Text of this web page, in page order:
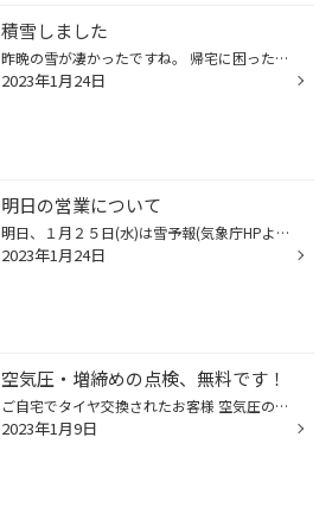
積雪しました
昨晩の雪が凄かったですね。 帰宅に困った方も多かったのではないでしょうか＞＜ 1/26 9時30分頃はまだ路面凍結していました＞＜ ※時津浦郷の国道助手席からの撮影写真です。 スタッドレスタイヤで走行できましたが、 夏タイヤでは走行は難しい状態でした ＞＜ タイヤのご相談ありましたら、タイヤ...
2023年1月24日
明日の営業について
明日、１月２５日(水)は雪予報(気象庁HPより)の為営業いたします。 (水曜日店休日としておりました) 積雪や路面凍結での運転に必要な チェーンやスタッドレス 残りわずかですが、在庫もございます。 お尋ねは店頭もしくは、店舗までご連絡のほどよろしくお願いいたします。 ◆◆在庫につきまして◆◆ ＊...
2023年1月24日
空気圧・増締めの点検、無料です！
ご自宅でタイヤ交換されたお客様 空気圧の調整やナットの増締めなど 気になられる方もいらっしゃると思います。 タイヤ館長崎で無料で点検させていただいておりますので 気軽にご来店ください(^_^)/ 今年も安全・安心なカーライフをサポートさせていただきますm(__)m
2023年1月9日